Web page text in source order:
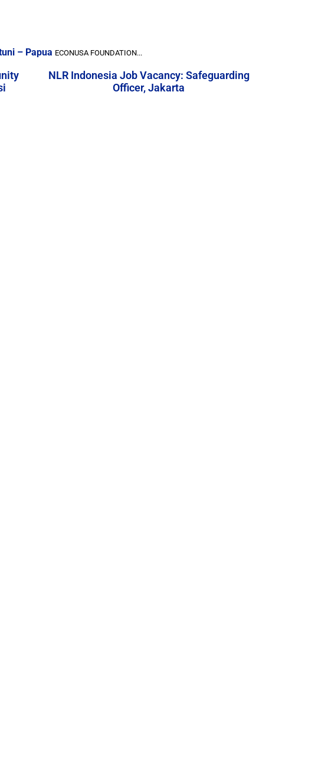
– Papua ECONUSA FOUNDATION...
NLR Indonesia Job Vacancy: Safeguarding
Officer, Jakarta